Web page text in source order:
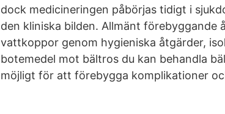
dock medicineringen påbörjas tidigt i
den kliniska bilden. Allmänt
vattkoppor genom hygieniska åtgärder,
botemedel mot bältros du kan behandla
möjligt för att förebygga komplikationer